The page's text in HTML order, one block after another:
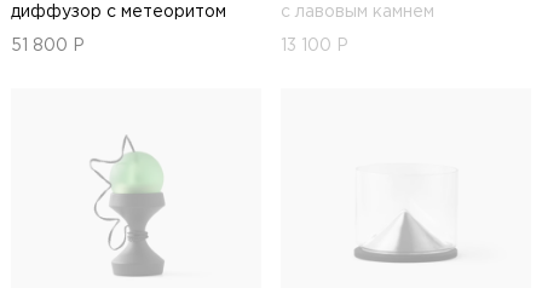
диффузор с метеоритом
51 800 Р
с лавовым камнем
13 100 Р